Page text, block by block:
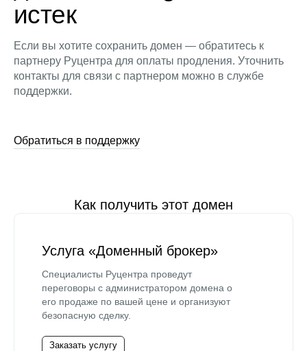
истек
Если вы хотите сохранить домен — обратитесь к
партнеру Руцентра для оплаты продления. Уточнить
контакты для связи с партнером можно в службе
поддержки.
Обратиться в поддержку
Как получить этот домен
Услуга «Доменный брокер»
Специалисты Руцентра проведут
переговоры с администратором домена о
его продаже по вашей цене и организуют
безопасную сделку.
Заказать услугу